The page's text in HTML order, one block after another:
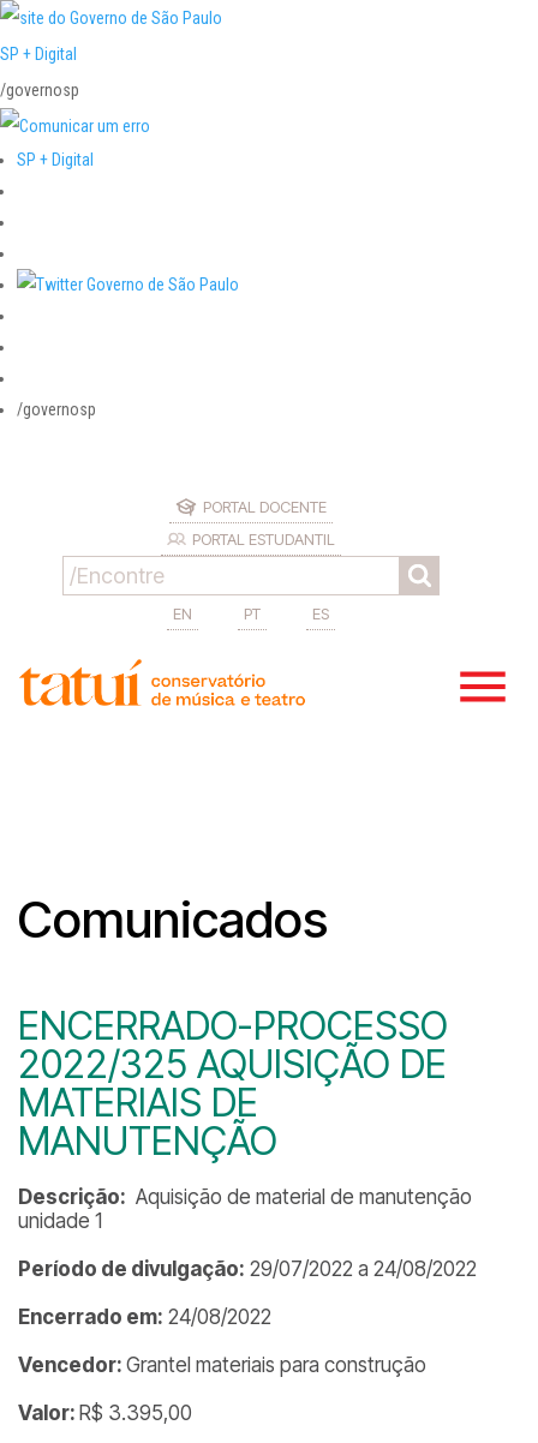
SP + Digital
/governosp
SP + Digital
/governosp
PORTAL DOCENTE
PORTAL ESTUDANTIL
EN PT ES
Comunicados
ENCERRADO-PROCESSO
2022/325 AQUISIÇÃO DE
MATERIAIS DE
MANUTENÇÃO
Descrição: Aquisição de material de manutenção
unidade 1
Período de divulgação: 29/07/2022 a 24/08/2022
Encerrado em: 24/08/2022
Vencedor: Grantel materiais para construção
Valor: R$ 3.395,00